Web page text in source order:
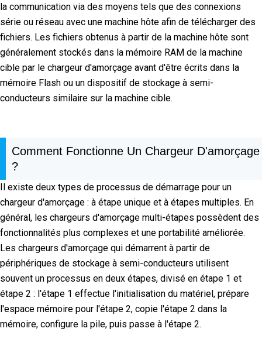
la communication via des moyens tels que des connexions
série ou réseau avec une machine hôte afin de télécharger des
fichiers. Les fichiers obtenus à partir de la machine hôte sont
généralement stockés dans la mémoire RAM de la machine
cible par le chargeur d'amorçage avant d'être écrits dans la
mémoire Flash ou un dispositif de stockage à semi-
conducteurs similaire sur la machine cible.
Comment Fonctionne Un Chargeur D'amorçage
?
Il existe deux types de processus de démarrage pour un
chargeur d'amorçage : à étape unique et à étapes multiples. En
général, les chargeurs d'amorçage multi-étapes possèdent des
fonctionnalités plus complexes et une portabilité améliorée.
Les chargeurs d'amorçage qui démarrent à partir de
périphériques de stockage à semi-conducteurs utilisent
souvent un processus en deux étapes, divisé en étape 1 et
étape 2 : l'étape 1 effectue l'initialisation du matériel, prépare
l'espace mémoire pour l'étape 2, copie l'étape 2 dans la
mémoire, configure la pile, puis passe à l'étape 2.